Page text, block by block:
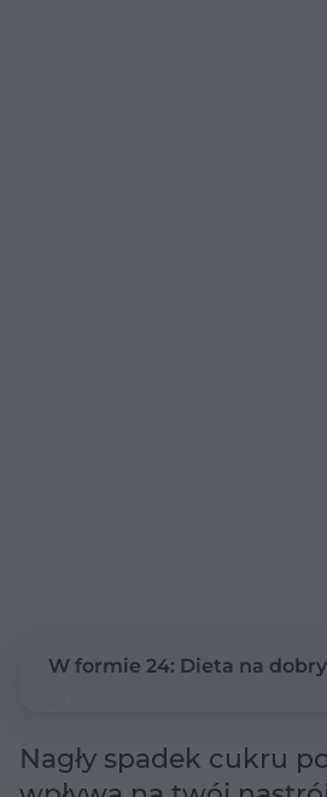
W formie 24: Dieta na
Nagły spadek cukru